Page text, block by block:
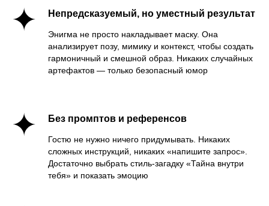
Непредсказуемый, но уместный результат
Энигма не просто накладывает маску. Она
анализирует позу, мимику и контекст, чтобы создать
гармоничный и смешной образ. Никаких случайных
артефактов — только безопасный юмор
Без промптов и референсов
Гостю не нужно ничего придумывать. Никаких
сложных инструкций, никаких «напишите запрос».
Достаточно выбрать стиль-загадку «Тайна внутри
тебя» и показать эмоцию